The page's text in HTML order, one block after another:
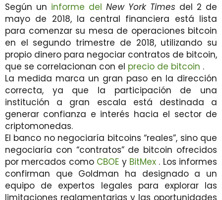
Según un informe del New York Times del 2 de
mayo de 2018, la central financiera está lista
para comenzar su mesa de operaciones bitcoin
en el segundo trimestre de 2018, utilizando su
propio dinero para negociar contratos de bitcoin,
que se correlacionan con el precio de bitcoin .
La medida marca un gran paso en la dirección
correcta, ya que la participación de una
institución a gran escala está destinada a
generar confianza e interés hacia el sector de
criptomonedas.
El banco no negociaría bitcoins “reales”, sino que
negociaría con “contratos” de bitcoin ofrecidos
por mercados como CBOE y BitMex. Los informes
confirman que Goldman ha designado a un
equipo de expertos legales para explorar las
limitaciones reglamentarias y las oportunidades